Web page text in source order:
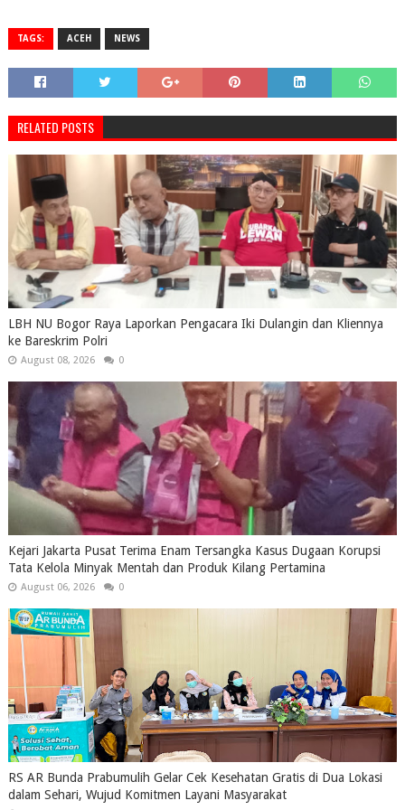
TAGS: ACEH NEWS
RELATED POSTS
LBH NU Bogor Raya Laporkan Pengacara Iki Dulangin dan Kliennya
ke Bareskrim Polri
August 08, 2026 0
Kejari Jakarta Pusat Terima Enam Tersangka Kasus Dugaan Korupsi
Tata Kelola Minyak Mentah dan Produk Kilang Pertamina
August 06, 2026 0
RS AR Bunda Prabumulih Gelar Cek Kesehatan Gratis di Dua Lokasi
dalam Sehari, Wujud Komitmen Layani Masyarakat